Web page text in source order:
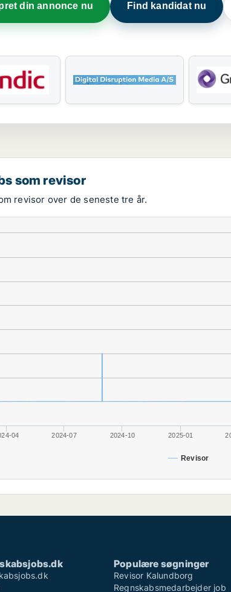
din annonce nu Find kandidat nu
som revisor
revisor over de seneste tre år.
Revisor
04 2024-07 2024-10 2025-01
Populære søgninger
Revisor Kalundborg
Regnskabsmedarbejder job